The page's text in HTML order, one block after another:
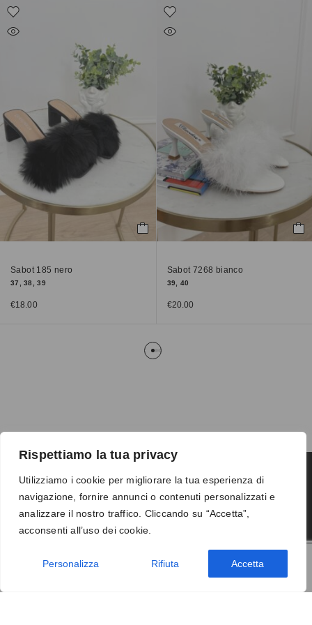
Rispettiamo la tua privacy
Utilizziamo i cookie per migliorare la tua esperienza di
navigazione, fornire annunci o contenuti personalizzati e
analizzare il nostro traffico. Cliccando su “Accetta”,
acconsenti all’uso dei cookie.
Personalizza Rifiuta Accetta
AGGIUNGI AL CARRELLO
Sabot 185 nero
37, 38, 39
€18.00
Sabot 7268 bianco
39, 40
€20.00
Termini e condizioni-Privacy-Reso